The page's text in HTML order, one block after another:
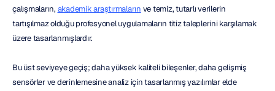
çalışmaların, akademik araştırmaların ve temiz, tutarlı verilerin
tartışılmaz olduğu profesyonel uygulamaların titiz taleplerini karşılamak
üzere tasarlanmışlardır.
Bu üst seviyeye geçiş; daha yüksek kaliteli bileşenler, daha gelişmiş
sensörler ve derinlemesine analiz için tasarlanmış yazılımlar elde